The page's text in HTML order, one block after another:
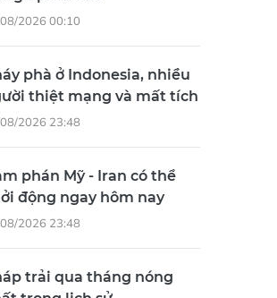
giáp Hamas
2026 00:10
phà ở Indonesia, nhiều
thiệt mạng và mất tích
2026 23:48
phán Mỹ - Iran có thể
động ngay hôm nay
2026 23:48
trải qua tháng nóng